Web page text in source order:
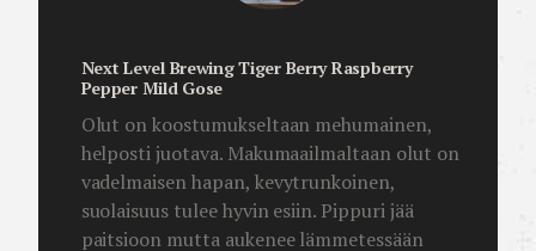
Next Level Brewing Tiger Berry Raspberry
Pepper Mild Gose
Olut on koostumukseltaan mehumainen,
helposti juotava. Makumaailmaltaan olut on
vadelmaisen hapan, kevytrunkoinen,
suolaisuus tulee hyvin esiin. Pippuri jää
paitsioon mutta aukenee lämmetessään